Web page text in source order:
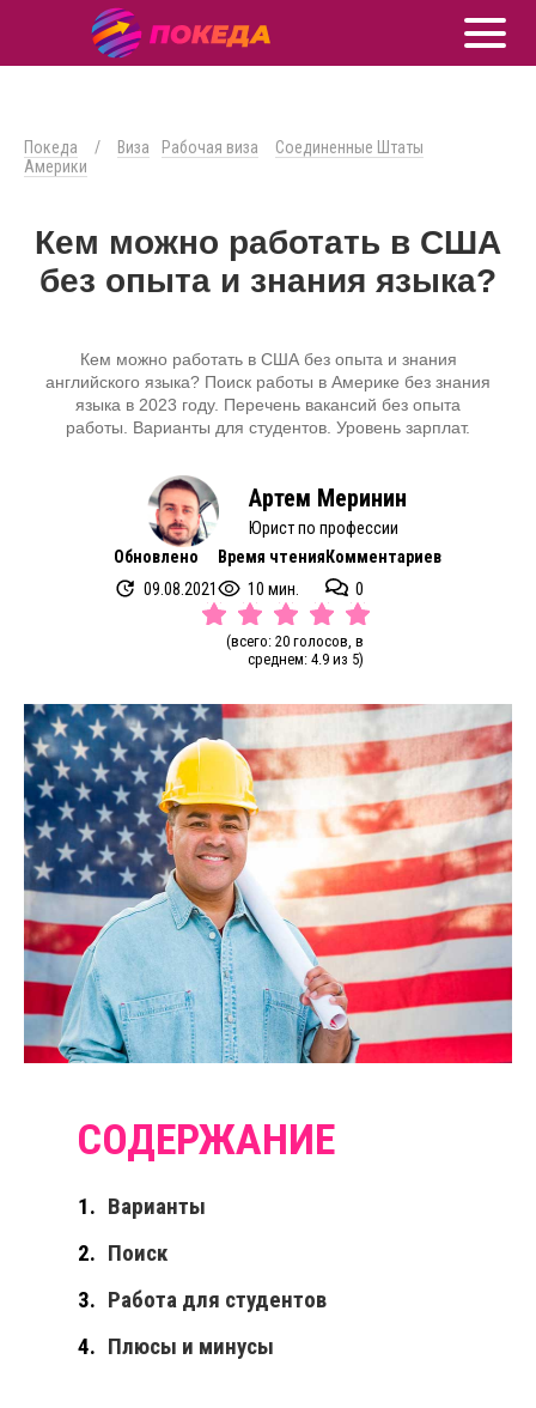
Покеда / Виза Рабочая виза
Соединенные Штаты
Америки
Кем можно работать в США
без опыта и знания языка?
Кем можно работать в США без опыта и знания
английского языка? Поиск работы в Америке без знания
языка в 2023 году. Перечень вакансий без опыта
работы. Варианты для студентов. Уровень зарплат.
Артем Меринин
Юрист по профессии
Обновлено
09.08.2021
Время чтения
10 мин.
Комментариев
0
(всего: 20 голосов, в
среднем: 4.9 из 5)
Варианты
Поиск
Работа для студентов
Плюсы и минусы